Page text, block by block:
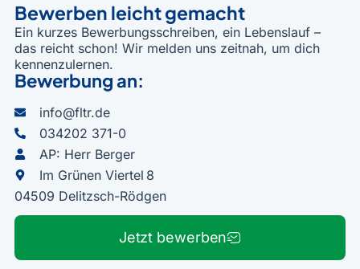
Bewerben leicht gemacht
Ein kurzes Bewerbungsschreiben, ein Lebenslauf –
das reicht schon! Wir melden uns zeitnah, um dich
kennenzulernen.
Bewerbung an:
info@fltr.de
034202 371-0
AP: Herr Berger
Im Grünen Viertel 8
04509 Delitzsch-Rödgen
Jetzt bewerben